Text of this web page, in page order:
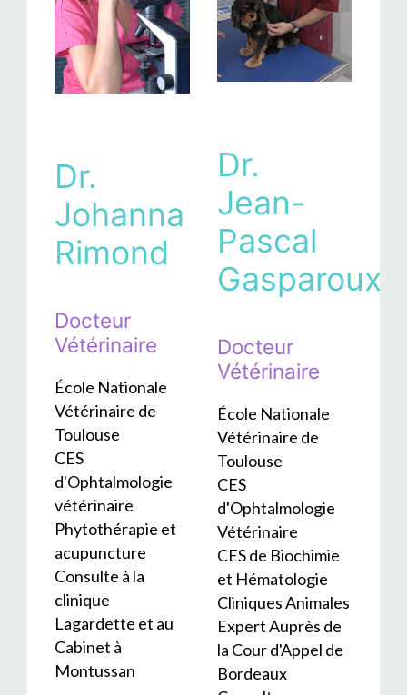
Dr.
Johanna
Rimond
Docteur
Vétérinaire
École Nationale
Vétérinaire de
Toulouse
CES
d'Ophtalmologie
vétérinaire
Phytothérapie et
acupuncture
Consulte à la
clinique
Lagardette et au
Cabinet à
Montussan
Dr.
Jean-
Pascal
Gasparoux
Docteur
Vétérinaire
École Nationale
Vétérinaire de
Toulouse
CES
d'Ophtalmologie
Vétérinaire
CES de Biochimie
et Hématologie
Cliniques Animales
Expert Auprès de
la Cour d'Appel de
Bordeaux